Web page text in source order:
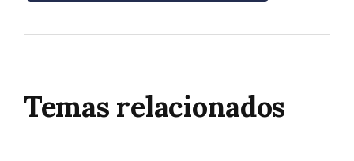
Temas relacionados